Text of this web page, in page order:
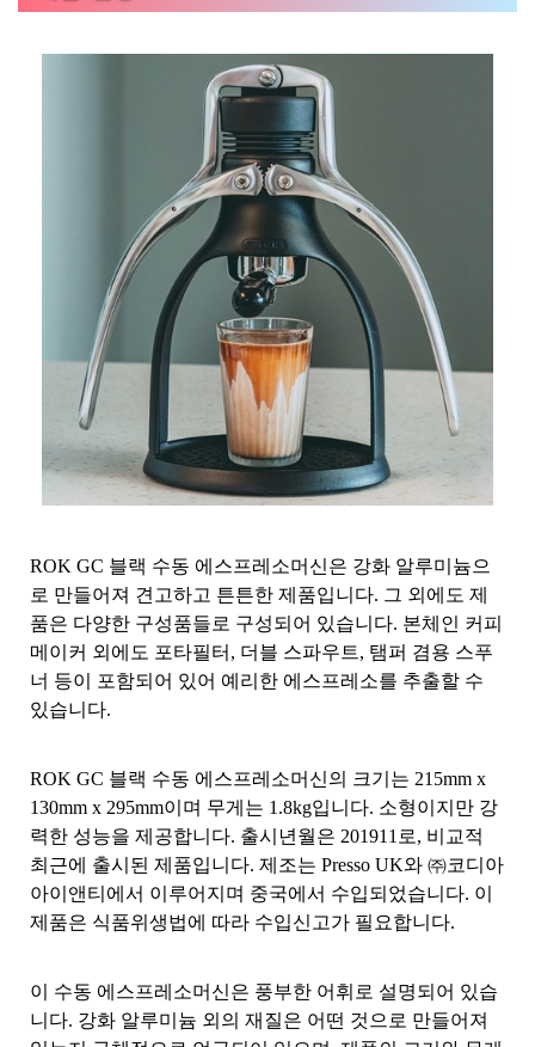
ROK GC 블랙 수동 에스프레소머신은 강화 알루미늄으
로 만들어져 견고하고 튼튼한 제품입니다. 그 외에도 제
품은 다양한 구성품들로 구성되어 있습니다. 본체인 커피
메이커 외에도 포타필터, 더블 스파우트, 탬퍼 겸용 스푸
너 등이 포함되어 있어 예리한 에스프레소를 추출할 수
있습니다.
ROK GC 블랙 수동 에스프레소머신의 크기는 215mm x
130mm x 295mm이며 무게는 1.8kg입니다. 소형이지만 강
력한 성능을 제공합니다. 출시년월은 201911로, 비교적
최근에 출시된 제품입니다. 제조는 Presso UK와 ㈜코디아
아이앤티에서 이루어지며 중국에서 수입되었습니다. 이
제품은 식품위생법에 따라 수입신고가 필요합니다.
이 수동 에스프레소머신은 풍부한 어휘로 설명되어 있습
니다. 강화 알루미늄 외의 재질은 어떤 것으로 만들어져